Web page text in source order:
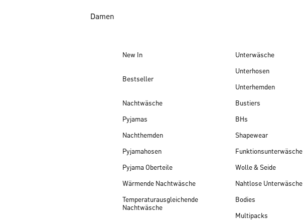
Damen
New In
Bestseller
Nachtwäsche
Pyjamas
Nachthemden
Pyjamahosen
Pyjama Oberteile
Wärmende Nachtwäsche
Temperaturausgleichende
Nachtwäsche
Unterwäsche
Unterhosen
Unterhemden
Bustiers
BHs
Shapewear
Funktionsunterwäsche
Wolle & Seide
Nahtlose Unterwäsche
Bodies
Multipacks